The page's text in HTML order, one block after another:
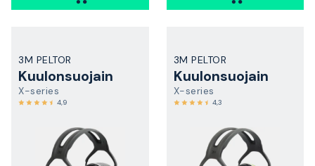
3M PELTOR
Kuulonsuojain
X-series
4,9
3M PELTOR
Kuulonsuojain
X-series
4,3